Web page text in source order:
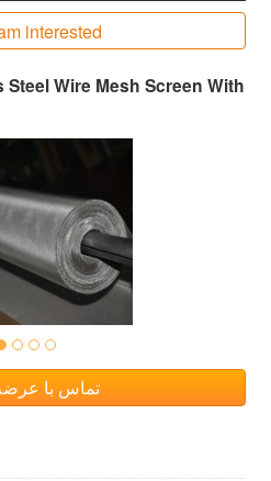
Yes! I am interested
Wire Mesh Screen With
تماس با